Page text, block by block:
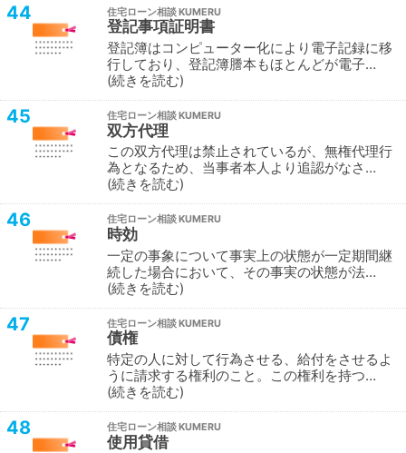
44 住宅ローン相談
登記事項証明書
登記簿はコンピューター化により電子記録に移
行しており、登記簿謄本もほとんどが電子…
続きを読む
45 住宅ローン相談
双方代理
この双方代理は禁止されているが、無権代理行
為となるため、当事者本人より追認がなさ…
続きを読む
46 住宅ローン相談
時効
一定の事象について事実上の状態が一定期間継
続した場合において、その事実の状態が法…
続きを読む
47 住宅ローン相談
債権
特定の人に対して行為させる、給付をさせるよ
うに請求する権利のこと。この権利を持つ…
続きを読む
48 住宅ローン相談
使用貸借